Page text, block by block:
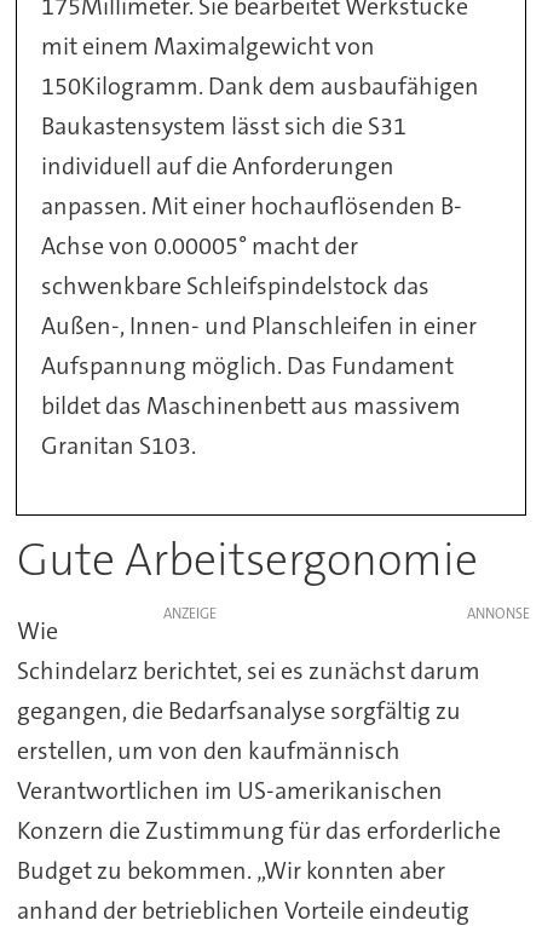
mit einem Maximalgewicht von
150Kilogramm. Dank dem ausbaufähigen
Baukastensystem lässt sich die S31
individuell auf die Anforderungen
anpassen. Mit einer hochauflösenden B-
Achse von 0.00005° macht der
schwenkbare Schleifspindelstock das
Außen-, Innen- und Planschleifen in einer
Aufspannung möglich. Das Fundament
bildet das Maschinenbett aus massivem
Granitan S103.
Gute Arbeitsergonomie
ANZEIGE
Wie
Schindelarz berichtet, sei es zunächst darum
gegangen, die Bedarfsanalyse sorgfältig zu
erstellen, um von den kaufmännisch
Verantwortlichen im US-amerikanischen
Konzern die Zustimmung für das erforderliche
Budget zu bekommen. „Wir konnten aber
anhand der betrieblichen Vorteile eindeutig